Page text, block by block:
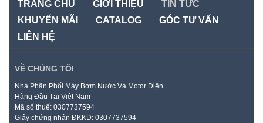
TRANG CHỦ GIỚI THIỆU
TIN TỨC
KHUYẾN MÃI
CATALOG
GÓC TƯ VẤN
LIÊN HỆ
VỀ CHÚNG TÔI
Nhà Phân Phối Máy Bơm Nước Và Motor Điện
Hàng Đầu Tại Việt Nam
Mã số thuế: 0307737594
Giấy chứng nhận ĐKKD: 0307737594